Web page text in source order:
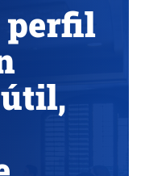
perfil